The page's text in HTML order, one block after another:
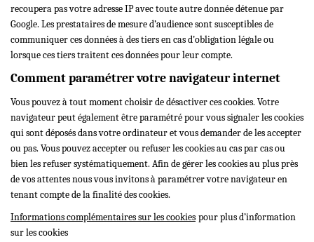
recoupera pas votre adresse IP avec toute autre donnée détenue par
Google. Les prestataires de mesure d’audience sont susceptibles de
communiquer ces données à des tiers en cas d’obligation légale ou
lorsque ces tiers traitent ces données pour leur compte.
Comment paramétrer votre navigateur internet
Vous pouvez à tout moment choisir de désactiver ces cookies. Votre
navigateur peut également être paramétré pour vous signaler les cookies
qui sont déposés dans votre ordinateur et vous demander de les accepter
ou pas. Vous pouvez accepter ou refuser les cookies au cas par cas ou
bien les refuser systématiquement. Afin de gérer les cookies au plus près
de vos attentes nous vous invitons à paramétrer votre navigateur en
tenant compte de la finalité des cookies.
Informations complémentaires sur les cookies pour plus d’information
sur les cookies